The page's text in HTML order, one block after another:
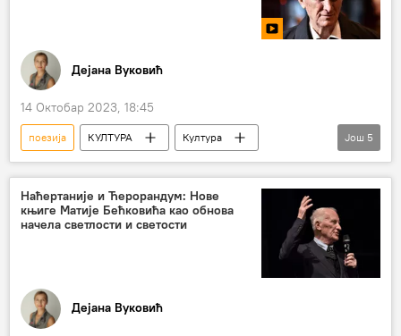
Дејана Вуковић
14 Октобар 2023, 18:45
поезија КУЛТУРА
Култура
Култура – вести
Књижевност
Матија Бећковић
интервју
Анализе и мишљења
Још 5
Наћертаније и Ћерорандум: Нове
књиге Матије Бећковића као обнова
начела светлости и светости
Дејана Вуковић